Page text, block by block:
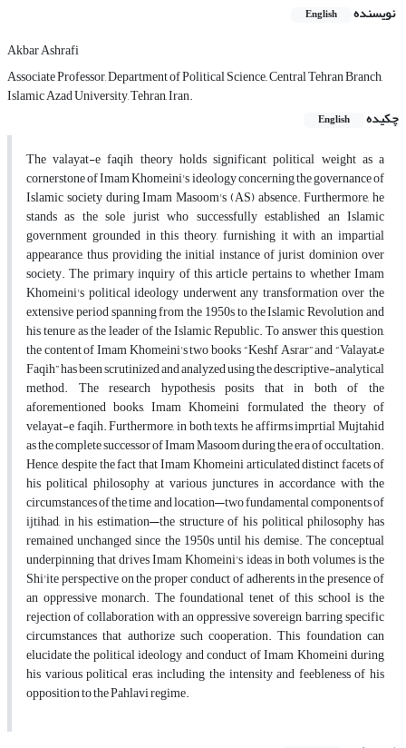
نویسنده English
Akbar Ashrafi
Associate Professor, Department of Political Science,, Central Tehran Branch,
Islamic Azad University, Tehran, Iran.
چکیده
English
The valayat-e faqih theory holds significant political weight as a
cornerstone of Imam Khomeini's ideology concerning the governance of
Islamic society during Imam Masoom's (AS) absence. Furthermore, he
stands as the sole jurist who successfully established an Islamic
government grounded in this theory, furnishing it with an impartial
appearance, thus providing the initial instance of jurist dominion over
society. The primary inquiry of this article pertains to whether Imam
Khomeini's political ideology underwent any transformation over the
extensive period spanning from the 1950s to the Islamic Revolution and
his tenure as the leader of the Islamic Republic. To answer this question,
the content of Imam Khomeini's two books “Keshf Asrar” and “Valayat–e
Faqih” has been scrutinized and analyzed using the descriptive-analytical
method. The research hypothesis posits that in both of the
aforementioned books, Imam Khomeini formulated the theory of
velayat-e faqih. Furthermore, in both texts, he affirms imprtial Mujtahid
as the complete successor of Imam Masoom during the era of occultation.
Hence, despite the fact that Imam Khomeini articulated distinct facets of
his political philosophy at various junctures in accordance with the
circumstances of the time and location—two fundamental components of
ijtihad, in his estimation—the structure of his political philosophy has
remained unchanged since the 1950s until his demise. The conceptual
underpinning that drives Imam Khomeini's ideas in both volumes is the
Shi'ite perspective on the proper conduct of adherents in the presence of
an oppressive monarch. The foundational tenet of this school is the
rejection of collaboration with an oppressive sovereign, barring specific
circumstances that authorize such cooperation. This foundation can
elucidate the political ideology and conduct of Imam Khomeini during
his various political eras, including the intensity and feebleness of his
opposition to the Pahlavi regime.